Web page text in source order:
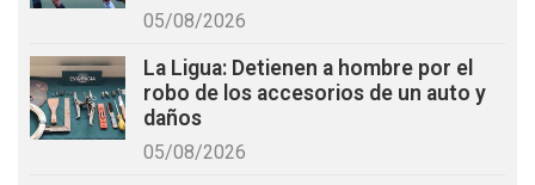
05/08/2026
La Ligua: Detienen a hombre por el
robo de los accesorios de un auto y
daños
05/08/2026